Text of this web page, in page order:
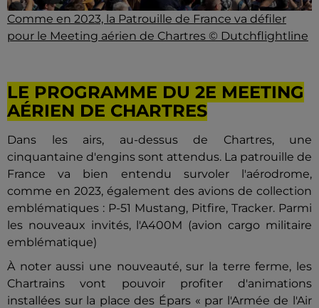
Comme en 2023, la Patrouille de France va défiler
pour le Meeting aérien de Chartres © Dutchflightline
LE PROGRAMME DU 2E MEETING
AÉRIEN DE CHARTRES
Dans les airs, au-dessus de Chartres, une
cinquantaine d'engins sont attendus. La patrouille de
France va bien entendu survoler l'aérodrome,
comme en 2023, également des avions de collection
emblématiques : P-51 Mustang, Pitfire, Tracker. Parmi
les nouveaux invités, l'A400M (avion cargo militaire
emblématique)
À noter aussi une nouveauté, sur la terre ferme, les
Chartrains vont pouvoir profiter d'animations
installées sur la place des Épars « par l'Armée de l'Air